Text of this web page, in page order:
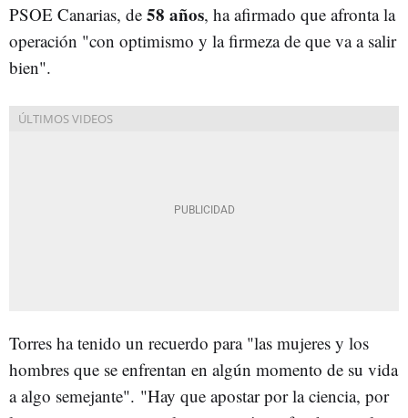
PSOE Canarias, de 58 años, ha afirmado que afronta la
operación "con optimismo y la firmeza de que va a salir
bien".
Torres ha tenido un recuerdo para "las mujeres y los
hombres que se enfrentan en algún momento de su vida
a algo semejante". "Hay que apostar por la ciencia, por